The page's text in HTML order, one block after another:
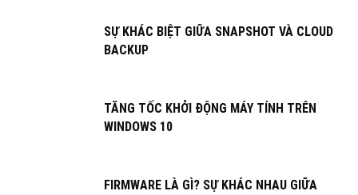
SỰ KHÁC BIỆT GIỮA SNAPSHOT VÀ CLOUD
BACKUP
TĂNG TỐC KHỞI ĐỘNG MÁY TÍNH TRÊN
WINDOWS 10
FIRMWARE LÀ GÌ? SỰ KHÁC NHAU GIỮA